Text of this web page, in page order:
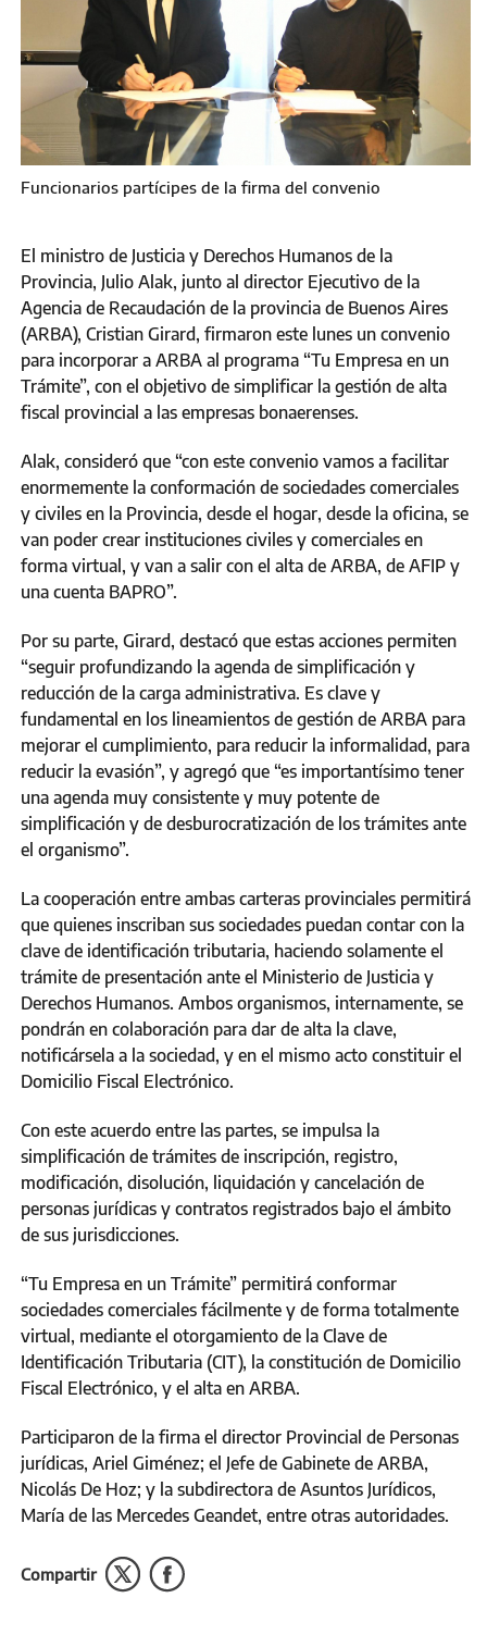
Funcionarios partícipes de la firma del convenio
El ministro de Justicia y Derechos Humanos de la
Provincia, Julio Alak, junto al director Ejecutivo de la
Agencia de Recaudación de la provincia de Buenos Aires
(ARBA), Cristian Girard, firmaron este lunes un convenio
para incorporar a ARBA al programa “Tu Empresa en un
Trámite”, con el objetivo de simplificar la gestión de alta
fiscal provincial a las empresas bonaerenses.
Alak, consideró que “con este convenio vamos a facilitar
enormemente la conformación de sociedades comerciales
y civiles en la Provincia, desde el hogar, desde la oficina, se
van poder crear instituciones civiles y comerciales en
forma virtual, y van a salir con el alta de ARBA, de AFIP y
una cuenta BAPRO”.
Por su parte, Girard, destacó que estas acciones permiten
“seguir profundizando la agenda de simplificación y
reducción de la carga administrativa. Es clave y
fundamental en los lineamientos de gestión de ARBA para
mejorar el cumplimiento, para reducir la informalidad, para
reducir la evasión”, y agregó que “es importantísimo tener
una agenda muy consistente y muy potente de
simplificación y de desburocratización de los trámites ante
el organismo”.
La cooperación entre ambas carteras provinciales permitirá
que quienes inscriban sus sociedades puedan contar con la
clave de identificación tributaria, haciendo solamente el
trámite de presentación ante el Ministerio de Justicia y
Derechos Humanos. Ambos organismos, internamente, se
pondrán en colaboración para dar de alta la clave,
notificársela a la sociedad, y en el mismo acto constituir el
Domicilio Fiscal Electrónico.
Con este acuerdo entre las partes, se impulsa la
simplificación de trámites de inscripción, registro,
modificación, disolución, liquidación y cancelación de
personas jurídicas y contratos registrados bajo el ámbito
de sus jurisdicciones.
“Tu Empresa en un Trámite” permitirá conformar
sociedades comerciales fácilmente y de forma totalmente
virtual, mediante el otorgamiento de la Clave de
Identificación Tributaria (CIT), la constitución de Domicilio
Fiscal Electrónico, y el alta en ARBA.
Participaron de la firma el director Provincial de Personas
jurídicas, Ariel Giménez; el Jefe de Gabinete de ARBA,
Nicolás De Hoz; y la subdirectora de Asuntos Jurídicos,
María de las Mercedes Geandet, entre otras autoridades.
Compartir